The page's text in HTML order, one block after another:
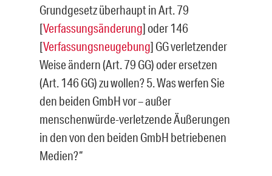
Grundgesetz überhaupt in Art. 79
[Verfassungsänderung] oder 146
[Verfassungsneugebung] GG verletzender
Weise ändern (Art. 79 GG) oder ersetzen
(Art. 146 GG) zu wollen? 5. Was werfen Sie
den beiden GmbH vor – außer
menschenwürde-verletzende Äußerungen
in den von den beiden GmbH betriebenen
Medien?“